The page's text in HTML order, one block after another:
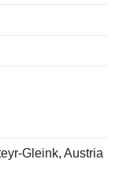
Gleink, Austria